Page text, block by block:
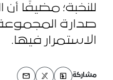
للنخبة؛ مضيفًا
صدارة
الاستمرار فيها.
مشاركة